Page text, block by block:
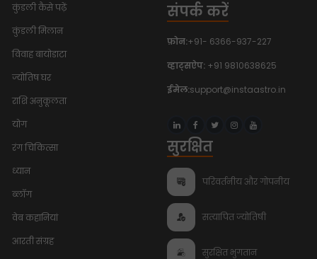
कुंडली कैसे पढ़ें
कुंडली मिलान
विवाह बायोडाटा
ज्योतिष घर
राशि अनुकूलता
योग
रंग चिकित्सा
ध्यान
ब्लॉग
वेब कहानियां
आरती संग्रह
संपर्क करें
फ़ोन:+91- 6366-937-227
व्हाट्सऐप: +91 9810638625
ईमेल:support@instaastro.in
सुरक्षित
परिवर्तनीय और गोपनीय
सत्यापित ज्योतिषी
सुरक्षित भुगतान